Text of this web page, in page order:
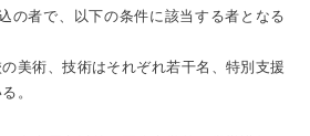
の者で、以下の条件に該当する者となる
美術、技術はそれぞれ若干名、特別支援
。